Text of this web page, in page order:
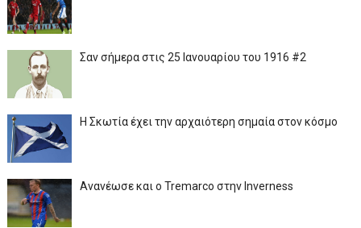
Σαν σήμερα στις 25 Ιανουαρίου του 1916 #2
Η Σκωτία έχει την αρχαιότερη σημαία στον κόσμο
Ανανέωσε και ο Tremarco στην Inverness